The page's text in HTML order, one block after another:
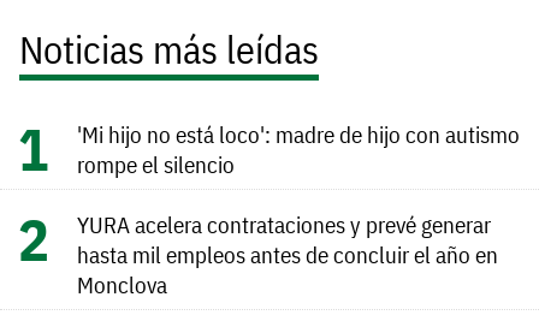
Noticias más leídas
'Mi hijo no está loco': madre de hijo con autismo
rompe el silencio
YURA acelera contrataciones y prevé generar
hasta mil empleos antes de concluir el año en
Monclova